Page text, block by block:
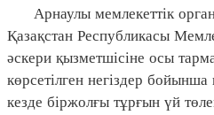
Арнаулы мемлекеттік
Қазақстан Республикасы
әскери қызметшісіне осы
көрсетілген негіздер
кезде біржолғы тұрғын үй